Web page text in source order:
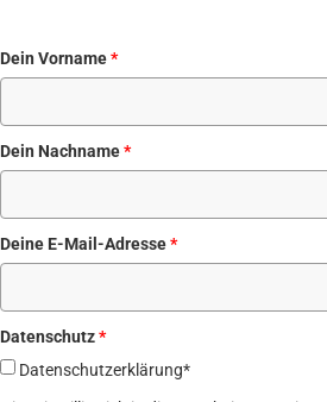
Dein Vorname*
Dein Nachname*
Deine E-Mail-Adresse*
Datenschutz*
Datenschutzerklärung*